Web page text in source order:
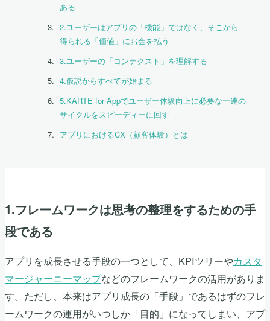
ある
2.ユーザーはアプリの「機能」ではなく、そこから
得られる「価値」にお金を払う
3.ユーザーの「コンテクスト」を理解する
4.仮説からすべてが始まる
5.KARTE for Appでユーザー体験向上に必要な一連の
サイクルをスピーディーに回す
アプリにおけるCX（顧客体験）とは
1.フレームワークは思考の整理をするための手
段である
アプリを成長させる手段の一つとして、KPIツリーやカスタ
マージャーニーマップなどのフレームワークの活用がありま
す。ただし、本来はアプリ成長の「手段」であるはずのフレ
ームワークの運用がいつしか「目的」になってしまい、アプ